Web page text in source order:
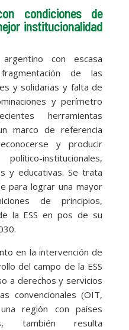
condiciones de
institucionalidad
con escasa
de las
y solidarias y falta de
y perímetro
herramientas
marco de referencia
y producir
institucionales,
y educativas. Se trata
para lograr una mayor
de principios,
la ESS en pos de su
en la intervención de
del campo de la ESS
a derechos y servicios
convencionales (OIT,
región con países
también resulta